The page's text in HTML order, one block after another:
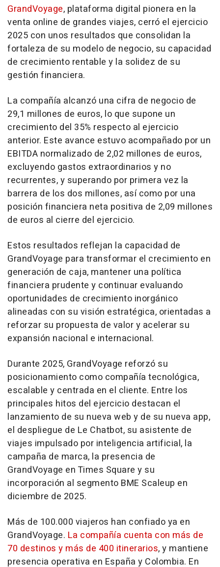
GrandVoyage, plataforma digital pionera en la
venta online de grandes viajes, cerró el ejercicio
2025 con unos resultados que consolidan la
fortaleza de su modelo de negocio, su capacidad
de crecimiento rentable y la solidez de su
gestión financiera.
La compañía alcanzó una cifra de negocio de
29,1 millones de euros, lo que supone un
crecimiento del 35% respecto al ejercicio
anterior. Este avance estuvo acompañado por un
EBITDA normalizado de 2,02 millones de euros,
excluyendo gastos extraordinarios y no
recurrentes, y superando por primera vez la
barrera de los dos millones, así como por una
posición financiera neta positiva de 2,09 millones
de euros al cierre del ejercicio.
Estos resultados reflejan la capacidad de
GrandVoyage para transformar el crecimiento en
generación de caja, mantener una política
financiera prudente y continuar evaluando
oportunidades de crecimiento inorgánico
alineadas con su visión estratégica, orientadas a
reforzar su propuesta de valor y acelerar su
expansión nacional e internacional.
Durante 2025, GrandVoyage reforzó su
posicionamiento como compañía tecnológica,
escalable y centrada en el cliente. Entre los
principales hitos del ejercicio destacan el
lanzamiento de su nueva web y de su nueva app,
el despliegue de Le Chatbot, su asistente de
viajes impulsado por inteligencia artificial, la
campaña de marca, la presencia de
GrandVoyage en Times Square y su
incorporación al segmento BME Scaleup en
diciembre de 2025.
Más de 100.000 viajeros han confiado ya en
GrandVoyage. La compañía cuenta con más de
70 destinos y más de 400 itinerarios, y mantiene
presencia operativa en España y Colombia. En